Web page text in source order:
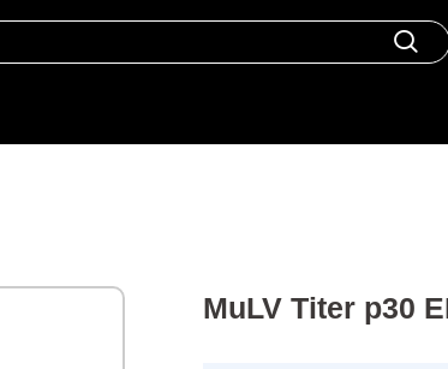
MuLV Titer p30